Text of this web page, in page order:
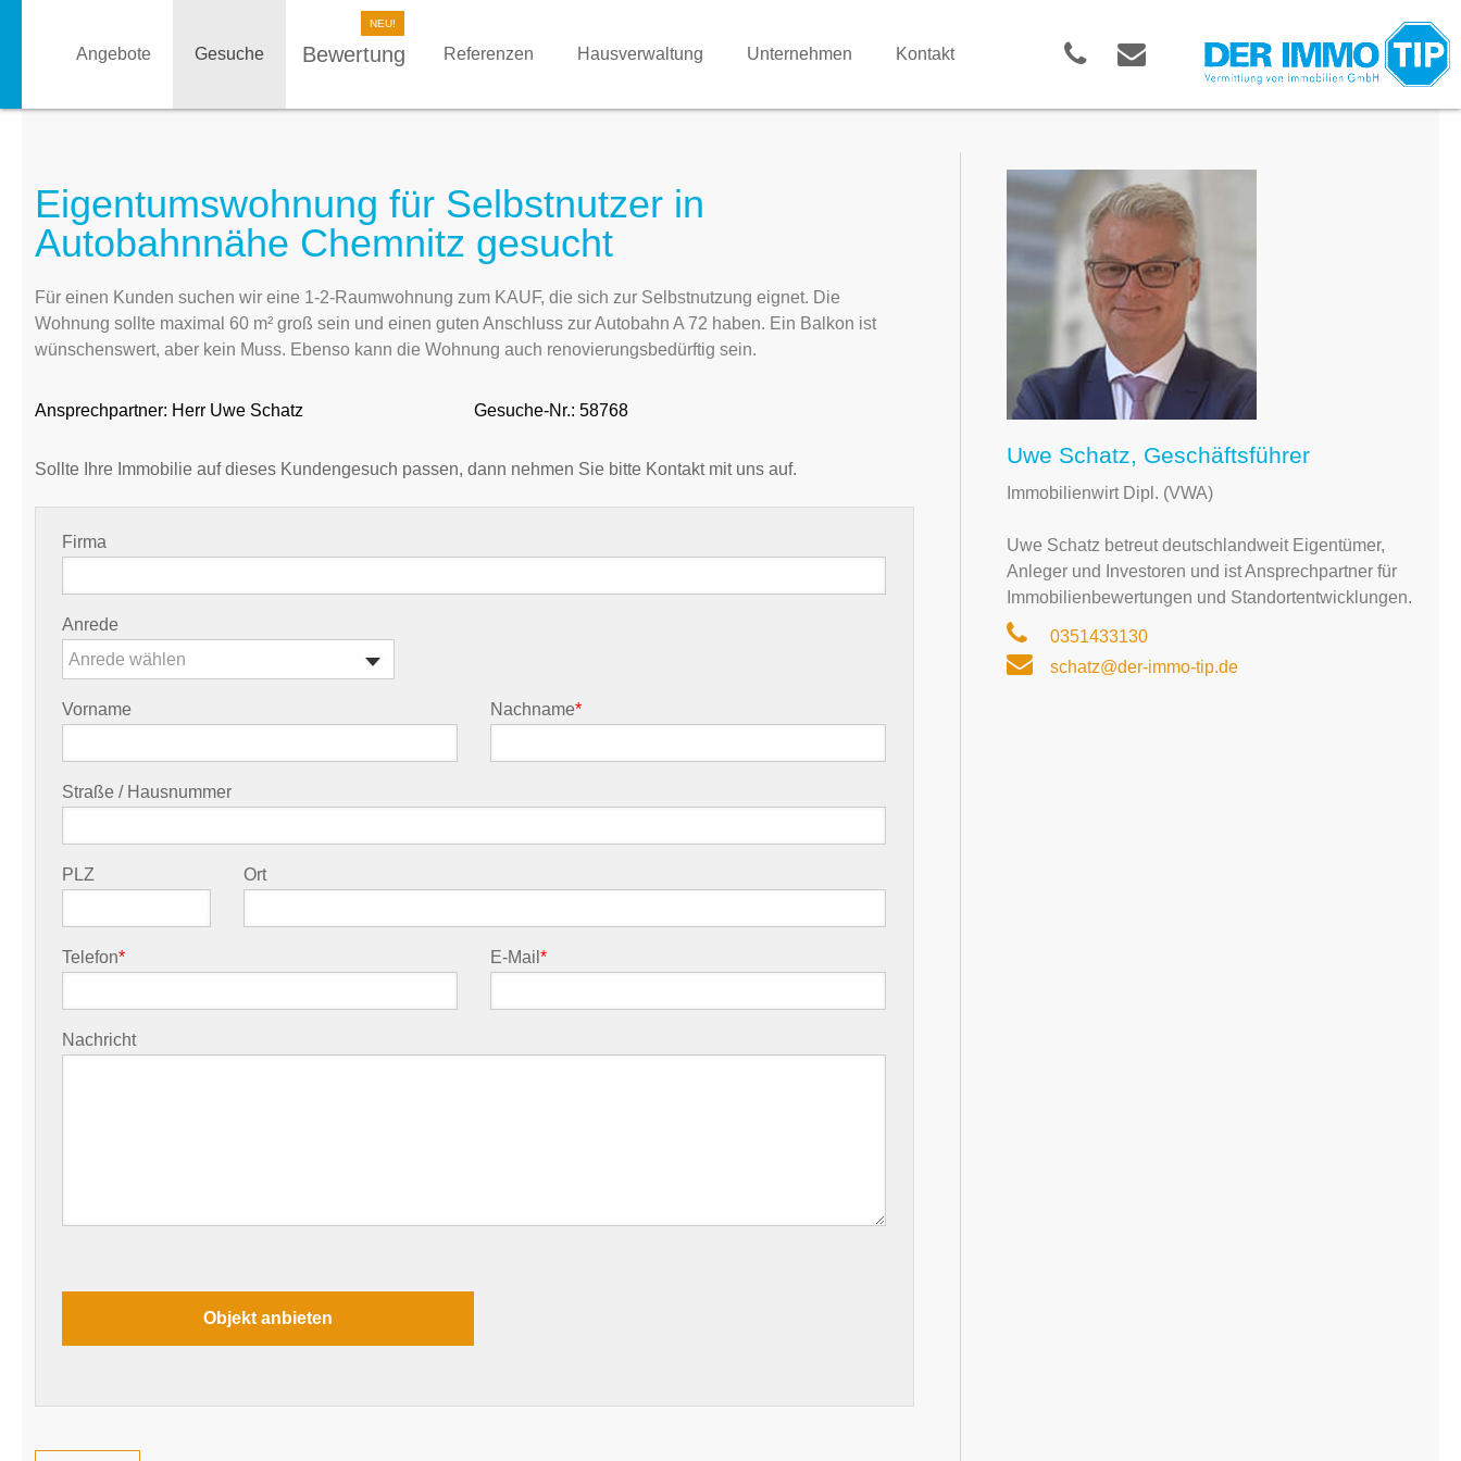
Angebote Gesuche Bewertung Referenzen Hausverwaltung Unternehmen Kontakt
Eigentumswohnung für Selbstnutzer in
Autobahnnähe Chemnitz gesucht
Für einen Kunden suchen wir eine 1-2-Raumwohnung zum KAUF, die sich zur Selbstnutzung eignet. Die
Wohnung sollte maximal 60 m² groß sein und einen guten Anschluss zur Autobahn A 72 haben. Ein Balkon ist
wünschenswert, aber kein Muss. Ebenso kann die Wohnung auch renovierungsbedürftig sein.
Ansprechpartner: Herr Uwe Schatz Gesuche-Nr.: 58768
Sollte Ihre Immobilie auf dieses Kundengesuch passen, dann nehmen Sie bitte Kontakt mit uns auf.
Firma
Anrede
Anrede wählen
Vorname Nachname*
Straße / Hausnummer
PLZ Ort
Telefon* E-Mail*
Nachricht
Uwe Schatz, Geschäftsführer
Immobilienwirt Dipl. (VWA)
Uwe Schatz betreut deutschlandweit Eigentümer,
Anleger und Investoren und ist Ansprechpartner für
Immobilienbewertungen und Standortentwicklungen.
0351433130
schatz@der-immo-tip.de